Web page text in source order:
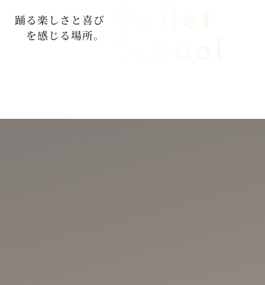
踊る楽しさ と喜び
を感じる場所。